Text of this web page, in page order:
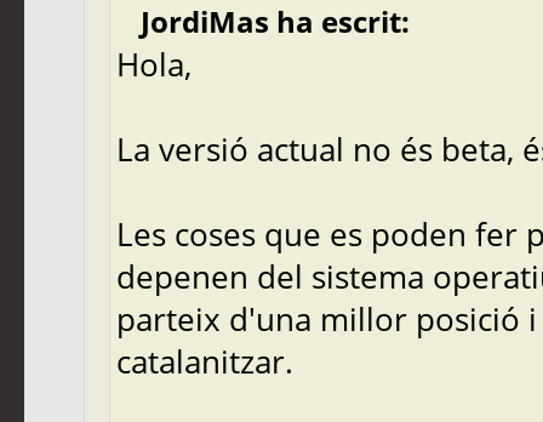
JordiMas ha escrit:
Hola,
La versió actual no és beta,
Les coses que es poden
depenen del sistema
parteix d'una millor posició
catalanitzar.